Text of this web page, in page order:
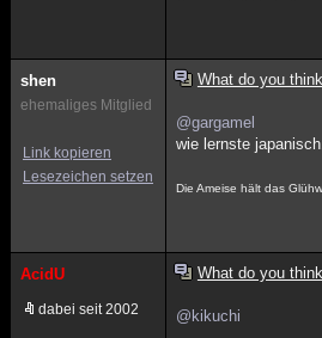
shen
ehemaliges Mitglied
Link kopieren
Lesezeichen setzen
What do you
@gargamel
wie lernste
Die Ameise hält das
AcidU
dabei seit 2002
What do you
@kikuchi